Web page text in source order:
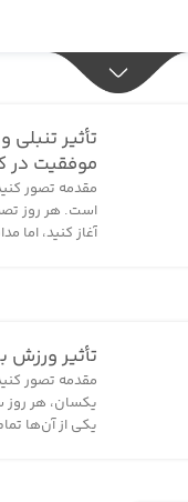
تأثیر
موفقیت در
مقدمه تصور
است. هر روز
آغاز کنید، اما
تأثیر ورزش
مقدمه تصور
یکسان، هر
یکی از آن‌ها